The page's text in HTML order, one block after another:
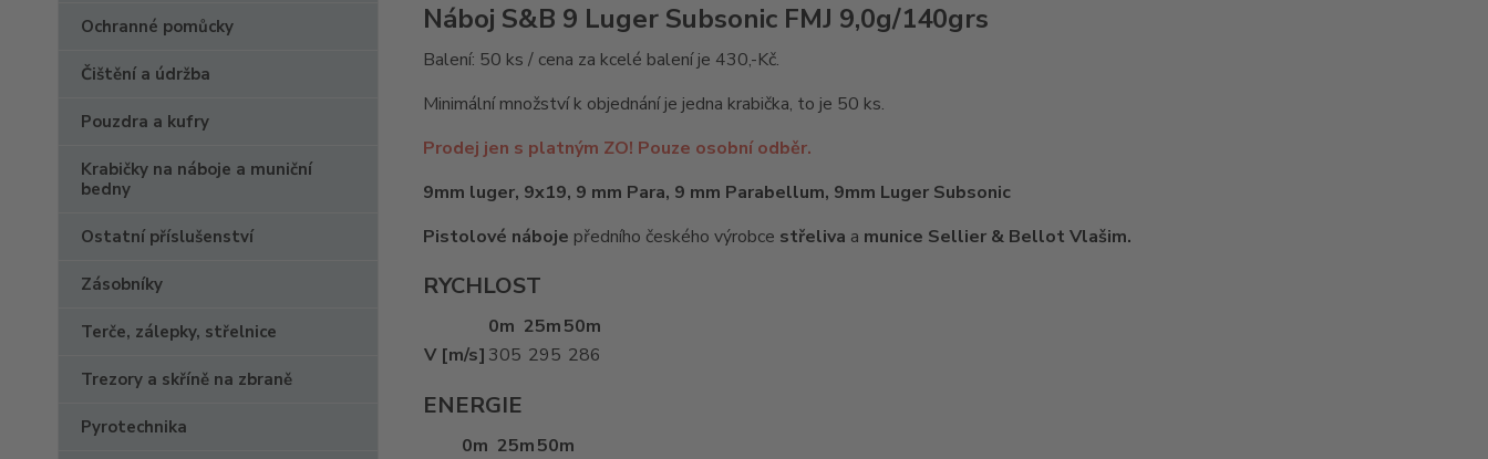
Ochranné pomůcky
Čištění a údržba
Pouzdra a kufry
Krabičky na náboje a muniční
bedny
Ostatní příslušenství
Zásobníky
Terče, zálepky, střelnice
Trezory a skříně na zbraně
Pyrotechnika
Náboj S&B 9 Luger Subsonic FMJ 9,0g/140grs
Balení: 50 ks / cena za kcelé balení je 430,-Kč.
Minimální množství k objednání je jedna krabička, to je 50 ks.
Prodej jen s platným ZO! Pouze osobní odběr.
9mm luger, 9x19, 9 mm Para, 9 mm Parabellum, 9mm Luger Subsonic
Pistolové náboje předního českého výrobce střeliva a munice Sellier & Bellot Vlašim.
RYCHLOST
0m 25m50m
V [m/s] 305 295 286
ENERGIE
0m 25m50m